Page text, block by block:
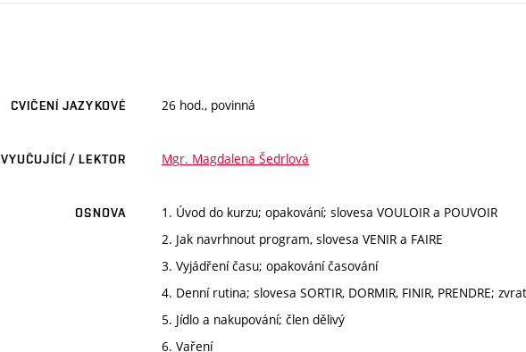
CVIČENÍ JAZYKOVÉ 26 hod., povinná
VYUČUJÍCÍ / LEKTOR Mgr. Magdalena Šedrlová
OSNOVA
1. Úvod do kurzu; opakování; slovesa VOULOIR a POUVOIR
2. Jak navrhnout program, slovesa VENIR a FAIRE
3. Vyjádření času; opakování časování
4. Denní rutina; slovesa SORTIR, DORMIR, FINIR, PRENDRE;
5. Jídlo a nakupování; člen dělivý
6. Vaření